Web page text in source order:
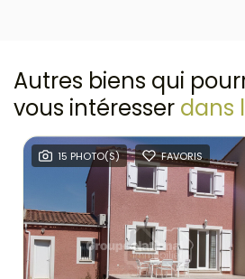
Autres biens qui
vous intéresser dans
12 PHOTO(S) FAVORIS